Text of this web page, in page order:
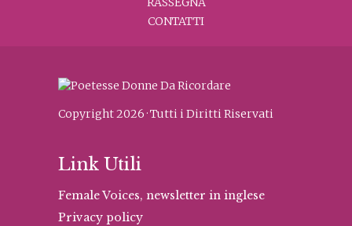
CONTATTI
Copyright 2026 · Tutti i Diritti Riservati
Link Utili
Female Voices, newsletter in inglese
Privacy policy